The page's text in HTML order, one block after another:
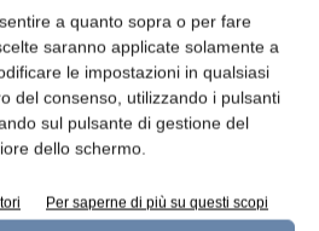
a quanto sopra o per fare
saranno applicate solamente a
le impostazioni in qualsiasi
del consenso, utilizzando i pulsanti
sul pulsante di gestione del
dello schermo.
Per saperne di più su questi scopi
027
791 591
261
303 390
402